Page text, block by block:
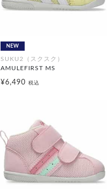
NEW
SUKU2（スクスク）
AMULEFIRST MS
¥6,490 税込